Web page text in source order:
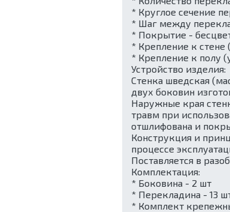
* Круглое сечение
* Шаг между
* Покрытие -
* Крепление к
* Крепление к полу
Устройство изделия:
Стенка шведская
двух боковин
Наружные края
травм при
отшлифована и
Конструкция и
процессе
Поставляется в
Комплектация:
* Боковина - 2 шт
* Перекладина - 13
* Комплект